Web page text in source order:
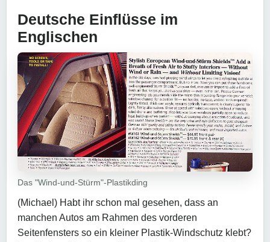
Deutsche Einflüsse im
Englischen
Das "Wind-und-Stürm"-Plastikding
(Michael) Habt ihr schon mal gesehen, dass an
manchen Autos am Rahmen des vorderen
Seitenfensters so ein kleiner Plastik-Windschutz klebt?